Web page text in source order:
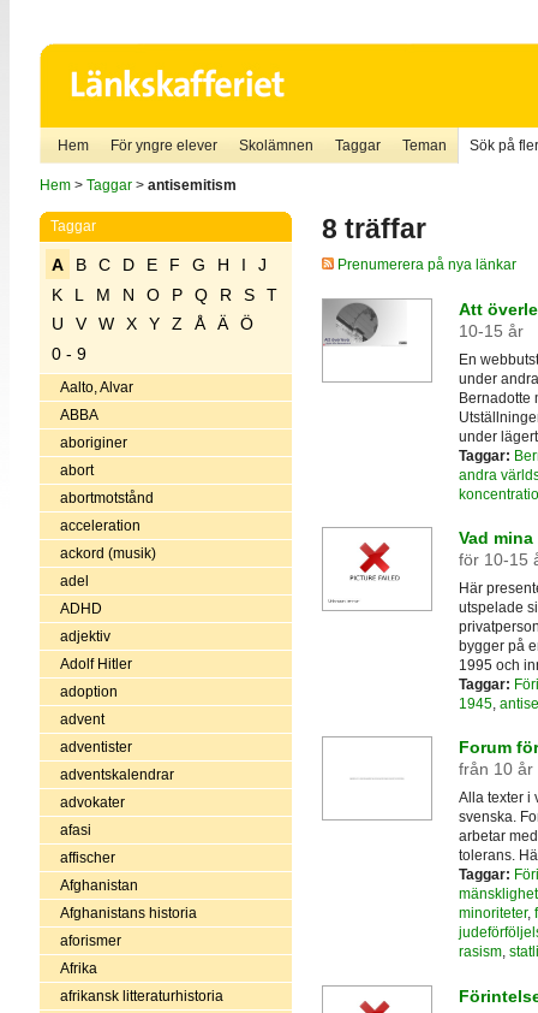
Hem För yngre elever Skolämnen Taggar Teman Sök på
Hem> Taggar> antisemitism
Taggar
A B C D E F G H I
J
K
L M N O P Q R S
T
U
V W X Y Z Å Ä
Ö
0 - 9
Aalto, Alvar
ABBA
aboriginer
abort
abortmotstånd
acceleration
ackord (musik)
adel
ADHD
adjektiv
Adolf Hitler
adoption
advent
adventister
adventskalendrar
advokater
afasi
affischer
Afghanistan
Afghanistans historia
aforismer
Afrika
afrikansk litteraturhistoria
8 träffar
Prenumerera på nya länkar
Att
10-15 år
En
under
Bernadotte
under
Taggar:
andra
Vad
för 10-15
Här
utspelade
bygger på
1995 och
Taggar:
1945,
Forum
från 10 år
Alla texter i
svenska.
arbetar
tolerans.
Taggar:
minoriteter,
rasism,